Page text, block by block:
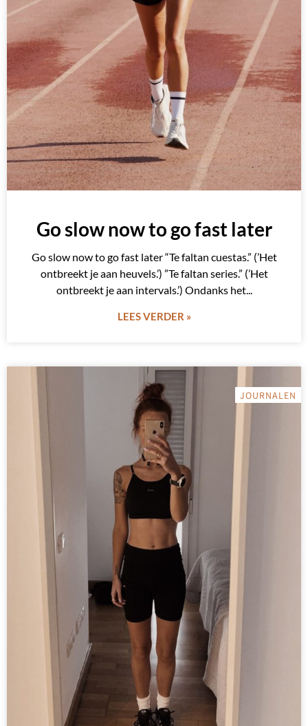
Go slow now to go fast later
Go slow now to go fast later “Te faltan cuestas.” (’Het
ontbreekt je aan heuvels.’) ”Te faltan series.” (’Het
ontbreekt je aan intervals.’) Ondanks het
LEES VERDER »
JOURNALEN